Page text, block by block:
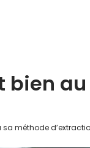
bien au
méthode